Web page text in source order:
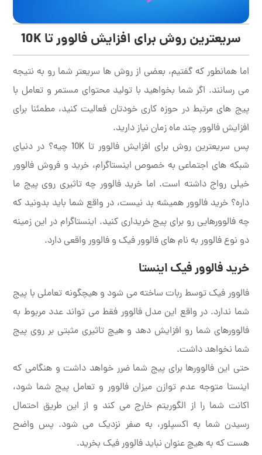
سریعترین روش برای افزایش فالوور تا 10K
اما همانطور که گفتیم، بعضی از روش ها سریعتر شما رو به نتیجه
می رسانند. اگر شما بخواهید با تولید محتوای مستمر و تعامل با
پیج های مرتبط در حوزه کاری خودتان فعالیت کنید، مطمئنا برای
افزایش فالوور چند ماه زمان نیاز دارید.
پس سریعترین روش برای افزایش فالوور تا 10K چیه؟ در دنیای
شبکه های اجتماعی به خصوص اینستاگرام، خرید و فروش فالوور
خیلی رواج داشته است. اما خرید فالوور چه تاثیری روی پیج ما
داره؟ خرید فالوور همیشه بد نیست، در واقع شما باید بدونید که
چه فالوورهایی رو برای پیج خریداری کنید. اینستاگرام در این زمینه
دو نوع فالوور به نام های فالوور فیک و فالوور واقعی دارد.
خرید فالوور فیک اینستا
فالوور فیک توسط ربات ساخته می شود و هیچگونه تعاملی با پیج
شما ندارد. در واقع این مدل فالوور فقط می تواند عدد مربوط به
فالوورهای شما رو افزایش دهد و هیچ تاثیری مثبتی بر روی پیج
شما نخواهد داشت.
حتی این فالوورها برای پیج شما ضرر خواهد داشت و هنگامی که
اینستا متوجه عدم توازن میزان فالوور و تعامل پیج شما شود،
اکانت شما را از الگوریتم خارج می کند و از این طریق احتمال
رسیدن شما به اکسپلور، به صفر نزدیک می شود. پس واضح
هست که به هیچ عنوان نباید فالوور فیک بخرید.